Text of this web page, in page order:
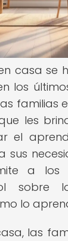
casa se
los
familias
les
el
a los
sobre
lo
las